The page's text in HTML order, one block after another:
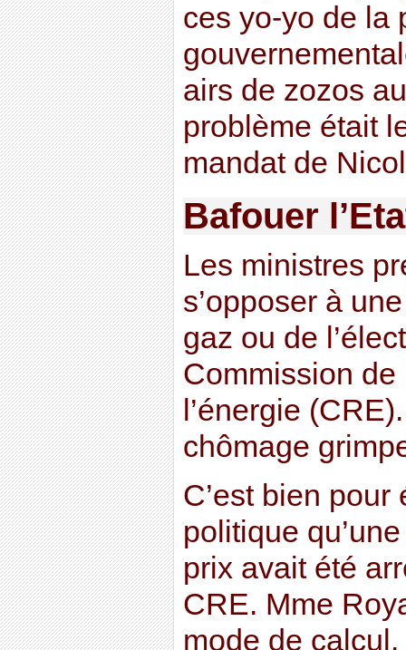
ces yo-yo de la
airs de zozos
problème était
mandat de
Bafouer
Les ministres
s’opposer à
gaz ou de
Commission
l’énergie
chômage
C’est bien
politique
prix avait été
CRE. Mme
mode de